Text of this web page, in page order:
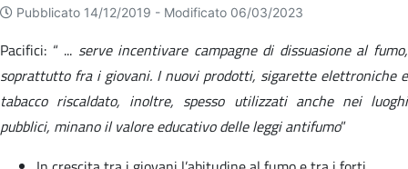
Pubblicato 14/12/2019 - Modificato 06/03/2023
Pacifici: “ ... serve incentivare campagne di dissuasione al fumo,
soprattutto fra i giovani. I nuovi prodotti, sigarette elettroniche e
tabacco riscaldato, inoltre, spesso utilizzati anche nei luoghi
pubblici, minano il valore educativo delle leggi antifumo”